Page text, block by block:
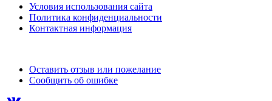
Условия использования сайта
Политика конфиденциальности
Контактная информация
Оставить отзыв или пожелание
Сообщить об ошибке